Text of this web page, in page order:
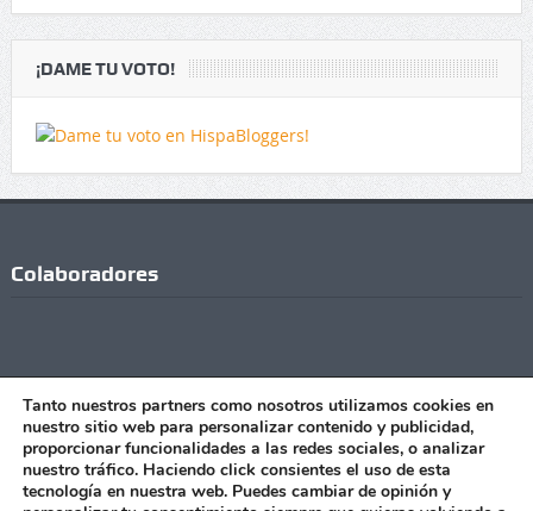
¡DAME TU VOTO!
Colaboradores
Copyright © Todos los Derechos Reservados - 2021 |Realizado
Tanto nuestros partners como nosotros utilizamos cookies en
nuestro sitio web para personalizar contenido y publicidad,
proporcionar funcionalidades a las redes sociales, o analizar
nuestro tráfico. Haciendo click consientes el uso de esta
tecnología en nuestra web. Puedes cambiar de opinión y